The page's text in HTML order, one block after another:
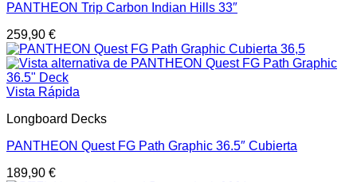
PANTHEON Trip Carbon Indian Hills 33″
259,90 €
Vista Rápida
Longboard Decks
PANTHEON Quest FG Path Graphic 36.5″ Cubierta
189,90 €